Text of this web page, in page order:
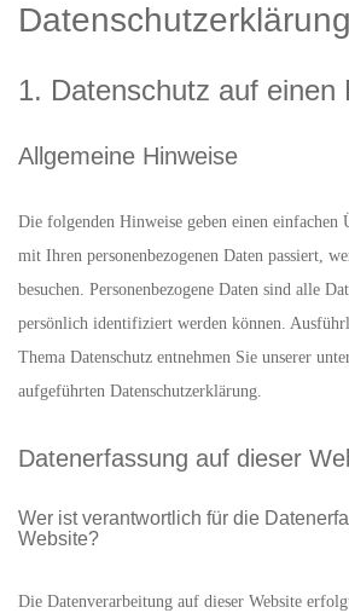
Datenschutz­erklärung
1. Datenschutz auf einen
Allgemeine Hinweise
Die folgenden Hinweise geben einen einfachen
mit Ihren personenbezogenen Daten passiert,
besuchen. Personenbezogene Daten sind alle
persönlich identifiziert werden können.
Thema Datenschutz entnehmen Sie unserer
aufgeführten Datenschutzerklärung.
Datenerfassung auf dieser
Wer ist verantwortlich für die
Website?
Die Datenverarbeitung auf dieser Website